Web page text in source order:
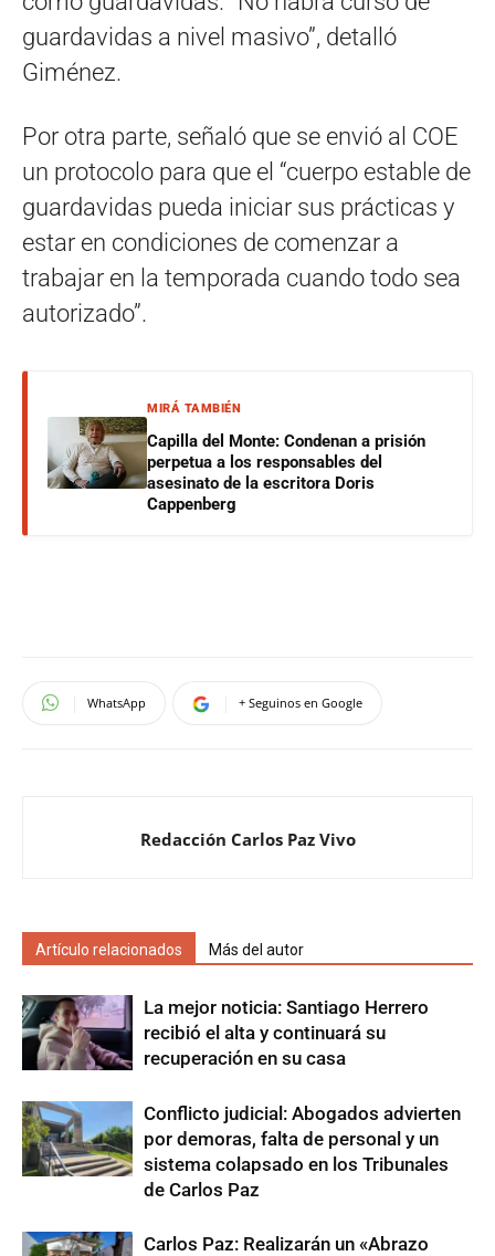
guardavidas a nivel masivo”, detalló
Giménez.
Por otra parte, señaló que se envió al COE
un protocolo para que el “cuerpo estable de
guardavidas pueda iniciar sus prácticas y
estar en condiciones de comenzar a
trabajar en la temporada cuando todo sea
autorizado”.
MIRÁ TAMBIÉN
Capilla del Monte: Condenan a prisión
perpetua a los responsables del
asesinato de la escritora Doris
Cappenberg
WhatsApp + Seguinos en Google
Redacción Carlos Paz Vivo
Artículo relacionados Más del autor
La mejor noticia: Santiago Herrero
recibió el alta y continuará su
recuperación en su casa
Conflicto judicial: Abogados advierten
por demoras, falta de personal y un
sistema colapsado en los Tribunales
de Carlos Paz
Carlos Paz: Realizarán un «Abrazo